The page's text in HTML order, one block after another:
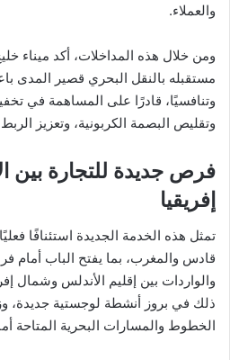
والعملاء.
ومن خلال هذه المداخلات، أكد ميناء
مستقبله بالنقل البحري قصير المدى
وتنافسيًا، قادرًا على المساهمة في
وتقليص البصمة الكربونية، وتعزيز
فرص جديدة للتجارة بين
إفريقيا
تمثل هذه الخدمة الجديدة استئنافًا
قادس والمغرب، بما يفتح الباب أمام
والواردات بين إقليم الأندلس وشمال
ذلك في بروز أنشطة لوجستية جديدة،
الخطوط والمسارات البحرية المتاحة